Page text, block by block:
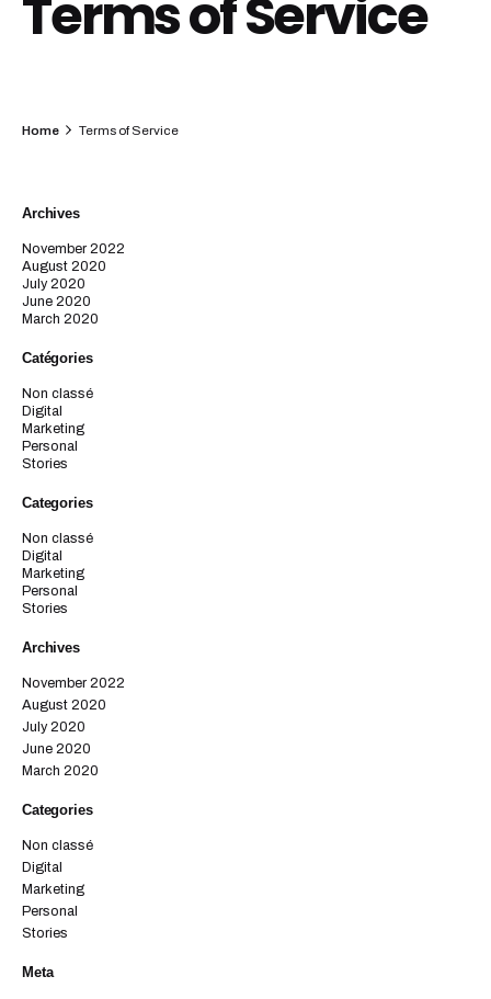
Terms of Service
Home Terms of Service
Archives
November 2022
August 2020
July 2020
June 2020
March 2020
Catégories
Non classé
Digital
Marketing
Personal
Stories
Categories
Non classé
Digital
Marketing
Personal
Stories
Archives
November 2022
August 2020
July 2020
June 2020
March 2020
Categories
Non classé
Digital
Marketing
Personal
Stories
Meta